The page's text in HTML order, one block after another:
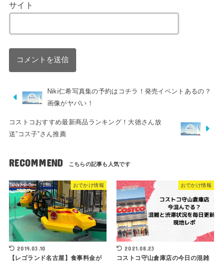
サイト
Niki仁希写真集の予約はコチラ！発売イベントあるの？
画像がヤバい！
コストコおすすめ最新商品ランキング！大徳さん放
送”コス子”さん推薦
RECOMMEND
おでかけ情報
2019.03.10
【レゴランド名古屋】食事料金が
おでかけ情報
2021.08.23
コストコ守山倉庫店の今日の混雑